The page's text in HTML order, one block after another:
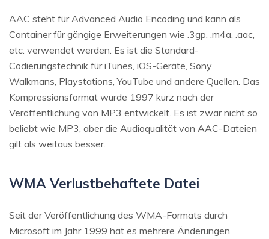
AAC steht für Advanced Audio Encoding und kann als
Container für gängige Erweiterungen wie .3gp, .m4a, .aac,
etc. verwendet werden. Es ist die Standard-
Codierungstechnik für iTunes, iOS-Geräte, Sony
Walkmans, Playstations, YouTube und andere Quellen. Das
Kompressionsformat wurde 1997 kurz nach der
Veröffentlichung von MP3 entwickelt. Es ist zwar nicht so
beliebt wie MP3, aber die Audioqualität von AAC-Dateien
gilt als weitaus besser.
WMA Verlustbehaftete Datei
Seit der Veröffentlichung des WMA-Formats durch
Microsoft im Jahr 1999 hat es mehrere Änderungen